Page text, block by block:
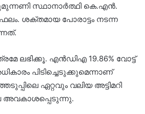
സ്ഥാനാർത്ഥി കെ.എൻ.
ശക്തമായ പോരാട്ടം നടന്ന
ലഭിക്കൂ. എന്‍ഡിഎ 19.86% വോട്ട്
പിടിച്ചെടുക്കുമെന്നാണ്
ഏറ്റവും വലിയ അട്ടിമറി